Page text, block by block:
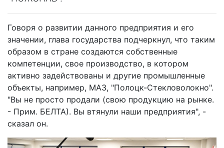
Говоря о развитии данного предприятия и его
значении, глава государства подчеркнул, что таким
образом в стране создаются собственные
компетенции, свое производство, в котором
активно задействованы и другие промышленные
объекты, например, МАЗ, "Полоцк-Стекловолокно".
"Вы не просто продали (свою продукцию на рынке.
- Прим. БЕЛТА). Вы втянули наши предприятия", -
сказал он.